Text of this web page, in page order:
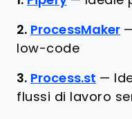
2. ProcessMaker
low-code
3. Process.st —
flussi di lavoro